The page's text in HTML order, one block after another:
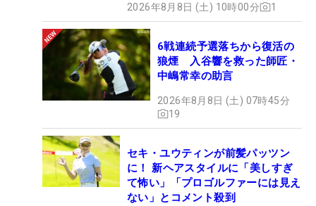
2026年8月8日 (土) 10時00分 1
6戦連続予選落ちから復活の
狼煙 入谷響を救った師匠・
中嶋常幸の助言
2026年8月8日 (土) 07時45分
19
セキ・ユウティンが前髪パッツン
に！ 新ヘアスタイルに「美しすぎ
て怖い」「プロゴルファーには見え
ない」とコメント殺到